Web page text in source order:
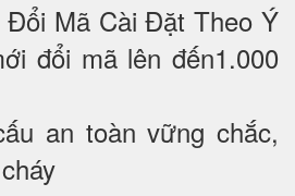
Mã Cài Đặt Theo Ý
đổi mã lên đến1.000
an toàn vững chắc,